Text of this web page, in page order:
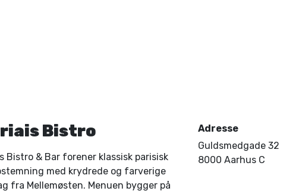
Bistro
Bistro & Bar forener klassisk parisisk
med krydrede og farverige
fra Mellemøsten. Menuen bygger på
Adresse
Guldsmedgade 32
8000 Aarhus C